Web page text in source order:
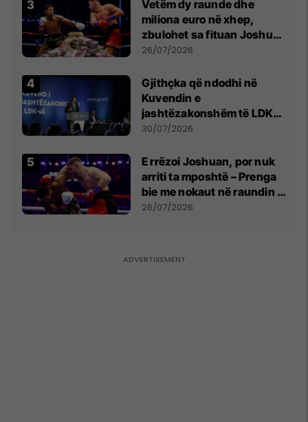
Vetëm dy raunde dhe
miliona euro në xhep,
zbulohet sa fituan Joshua
e Prenga
26/07/2026
Gjithçka që ndodhi në
Kuvendin e
jashtëzakonshëm të LDK-
së
30/07/2026
E rrëzoi Joshuan, por nuk
arriti ta mposhtë – Prenga
bie me nokaut në raundin e
dytë
26/07/2026